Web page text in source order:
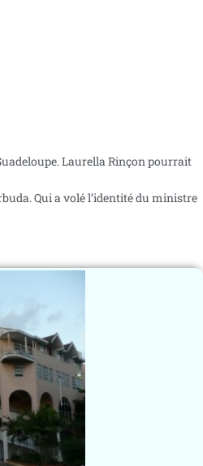
Laurella Rinçon pourrait
Qui a volé l’identité du ministre